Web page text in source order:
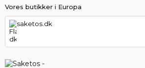
Vores butikker i Europa
saketos.dk